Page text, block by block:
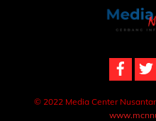
© 2022 Media Center